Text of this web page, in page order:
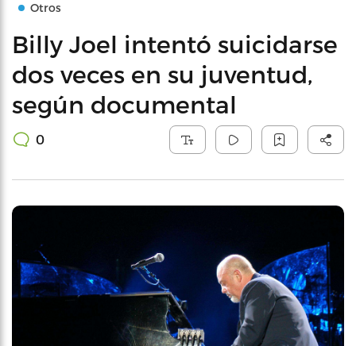
Otros
Billy Joel intentó suicidarse
dos veces en su juventud,
según documental
0